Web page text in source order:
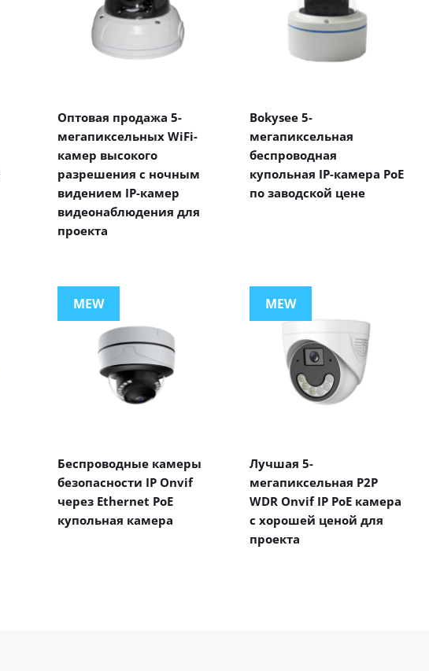
Оптовая продажа 5-
мегапиксельных WiFi-
камер высокого
разрешения с ночным
видением IP-камер
видеонаблюдения для
проекта
Bokysee 5-
мегапиксельная
беспроводная
купольная IP-камера PoE
по заводской цене
MEW
Беспроводные камеры
безопасности IP Onvif
через Ethernet PoE
купольная камера
MEW
Лучшая 5-
мегапиксельная P2P
WDR Onvif IP PoE камера
с хорошей ценой для
проекта